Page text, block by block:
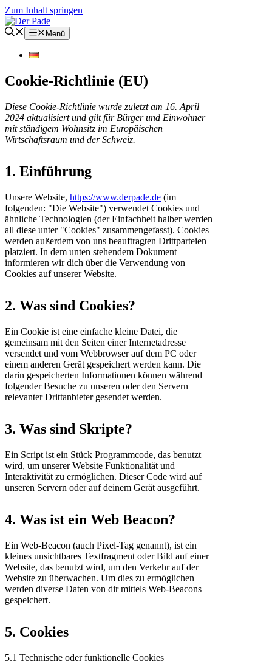
Zum Inhalt springen
Menü
Cookie-Richtlinie (EU)
Diese Cookie-Richtlinie wurde zuletzt am 16. April
2024 aktualisiert und gilt für Bürger und Einwohner
mit ständigem Wohnsitz im Europäischen
Wirtschaftsraum und der Schweiz.
1. Einführung
Unsere Website, https://www.derpade.de (im
folgenden: "Die Website") verwendet Cookies und
ähnliche Technologien (der Einfachheit halber werden
all diese unter "Cookies" zusammengefasst). Cookies
werden außerdem von uns beauftragten Drittparteien
platziert. In dem unten stehendem Dokument
informieren wir dich über die Verwendung von
Cookies auf unserer Website.
2. Was sind Cookies?
Ein Cookie ist eine einfache kleine Datei, die
gemeinsam mit den Seiten einer Internetadresse
versendet und vom Webbrowser auf dem PC oder
einem anderen Gerät gespeichert werden kann. Die
darin gespeicherten Informationen können während
folgender Besuche zu unseren oder den Servern
relevanter Drittanbieter gesendet werden.
3. Was sind Skripte?
Ein Script ist ein Stück Programmcode, das benutzt
wird, um unserer Website Funktionalität und
Interaktivität zu ermöglichen. Dieser Code wird auf
unseren Servern oder auf deinem Gerät ausgeführt.
4. Was ist ein Web Beacon?
Ein Web-Beacon (auch Pixel-Tag genannt), ist ein
kleines unsichtbares Textfragment oder Bild auf einer
Website, das benutzt wird, um den Verkehr auf der
Website zu überwachen. Um dies zu ermöglichen
werden diverse Daten von dir mittels Web-Beacons
gespeichert.
5. Cookies
5.1 Technische oder funktionelle Cookies